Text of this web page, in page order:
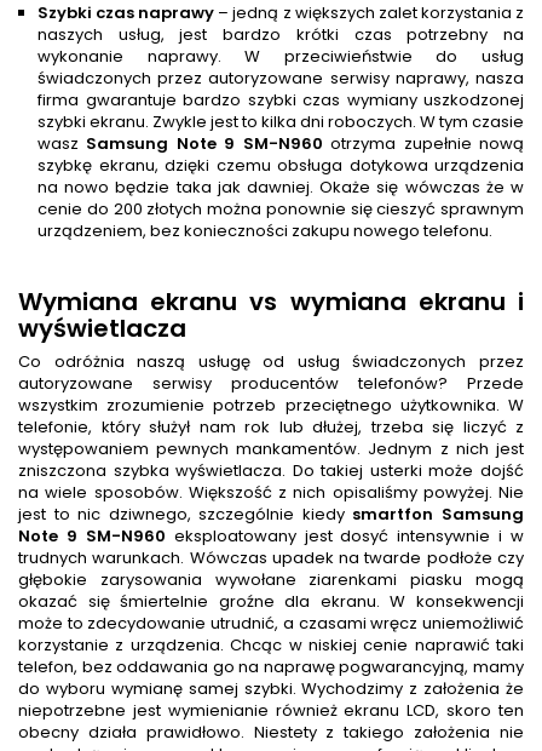
Szybki czas naprawy – jedną z większych zalet korzystania z
naszych usług, jest bardzo krótki czas potrzebny na
wykonanie naprawy. W przeciwieństwie do usług
świadczonych przez autoryzowane serwisy naprawy, nasza
firma gwarantuje bardzo szybki czas wymiany uszkodzonej
szybki ekranu. Zwykle jest to kilka dni roboczych. W tym czasie
wasz Samsung Note 9 SM-N960 otrzyma zupełnie nową
szybkę ekranu, dzięki czemu obsługa dotykowa urządzenia
na nowo będzie taka jak dawniej. Okaże się wówczas że w
cenie do 200 złotych można ponownie się cieszyć sprawnym
urządzeniem, bez konieczności zakupu nowego telefonu.
Wymiana ekranu vs wymiana ekranu i
wyświetlacza
Co odróżnia naszą usługę od usług świadczonych przez
autoryzowane serwisy producentów telefonów? Przede
wszystkim zrozumienie potrzeb przeciętnego użytkownika. W
telefonie, który służył nam rok lub dłużej, trzeba się liczyć z
występowaniem pewnych mankamentów. Jednym z nich jest
zniszczona szybka wyświetlacza. Do takiej usterki może dojść
na wiele sposobów. Większość z nich opisaliśmy powyżej. Nie
jest to nic dziwnego, szczególnie kiedy smartfon Samsung
Note 9 SM-N960 eksploatowany jest dosyć intensywnie i w
trudnych warunkach. Wówczas upadek na twarde podłoże czy
głębokie zarysowania wywołane ziarenkami piasku mogą
okazać się śmiertelnie groźne dla ekranu. W konsekwencji
może to zdecydowanie utrudnić, a czasami wręcz uniemożliwić
korzystanie z urządzenia. Chcąc w niskiej cenie naprawić taki
telefon, bez oddawania go na naprawę pogwarancyjną, mamy
do wyboru wymianę samej szybki. Wychodzimy z założenia że
niepotrzebne jest wymienianie również ekranu LCD, skoro ten
obecny działa prawidłowo. Niestety z takiego założenia nie